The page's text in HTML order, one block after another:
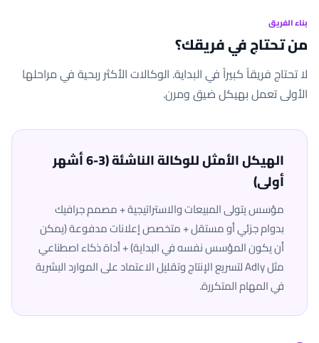
بناء الفريق
من تحتاج في فريقك؟
لا تحتاج فريقاً كبيراً في البداية. الوكالات الأكثر ربحية في مراحلها
الأولى تعمل بهيكل ضيق ومرن.
الهيكل الأمثل للوكالة الناشئة (3-6 أشهر
أولى)
مؤسس يتولى المبيعات والاستراتيجية + مصمم جرافيك
بدوام جزئي أو مستقل + متخصص إعلانات مدفوعة (يمكن
أن يكون المؤسس نفسه في البداية) + أداة ذكاء اصطناعي
مثل Adly لتسريع الإنتاج وتقليل الاعتماد على الموارد البشرية
في المهام المتكررة.